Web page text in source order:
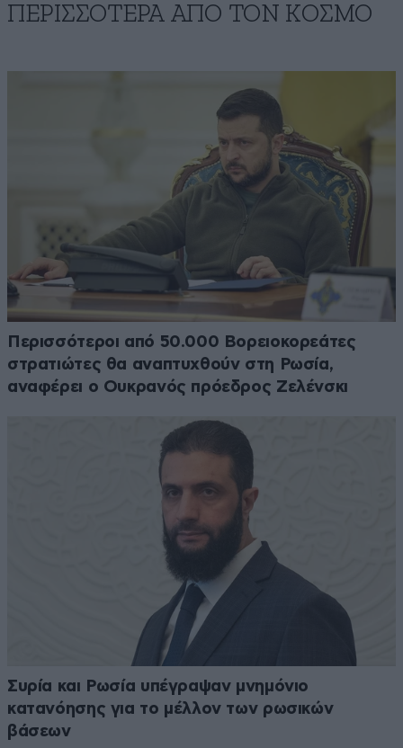
ΠΕΡΙΣΣΟΤΕΡΑ ΑΠΟ ΤΟΝ ΚΟΣΜΟ
Περισσότεροι από 50.000 Βορειοκορεάτες
στρατιώτες θα αναπτυχθούν στη Ρωσία,
αναφέρει ο Ουκρανός πρόεδρος Ζελένσκι
Συρία και Ρωσία υπέγραψαν μνημόνιο
κατανόησης για το μέλλον των ρωσικών
βάσεων